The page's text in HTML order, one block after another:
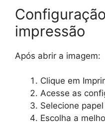
impressão
Após abrir a imagem:
Clique em
Acesse as
Selecione
Escolha a